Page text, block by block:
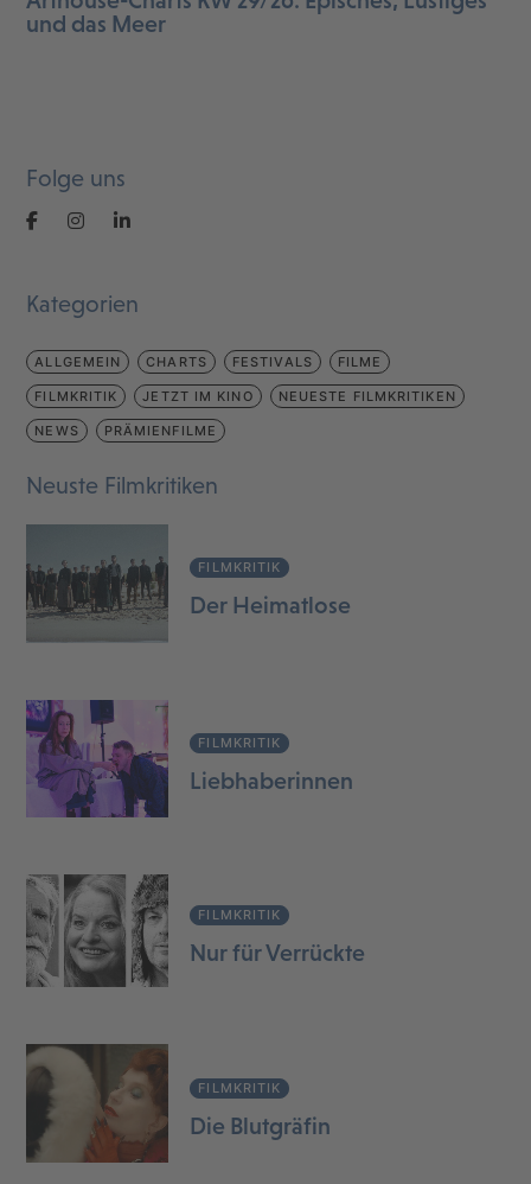
und das Meer
Folge uns
Kategorien
ALLGEMEIN CHARTS FESTIVALS FILME
FILMKRITIK JETZT IM KINO NEUESTE FILMKRITIKEN
NEWS PRÄMIENFILME
Neuste Filmkritiken
FILMKRITIK
Der Heimatlose
FILMKRITIK
Liebhaberinnen
FILMKRITIK
Nur für Verrückte
FILMKRITIK
Die Blutgräfin